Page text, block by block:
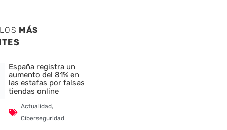
MÁS
España registra un
aumento del 81% en
las estafas por falsas
tiendas online
Actualidad,
Ciberseguridad